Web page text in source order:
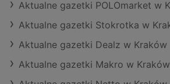
Aktualne gazetki POLOmarket w
Aktualne gazetki Stokrotka w
Aktualne gazetki Dealz w Kraków
Aktualne gazetki Makro w Kraków